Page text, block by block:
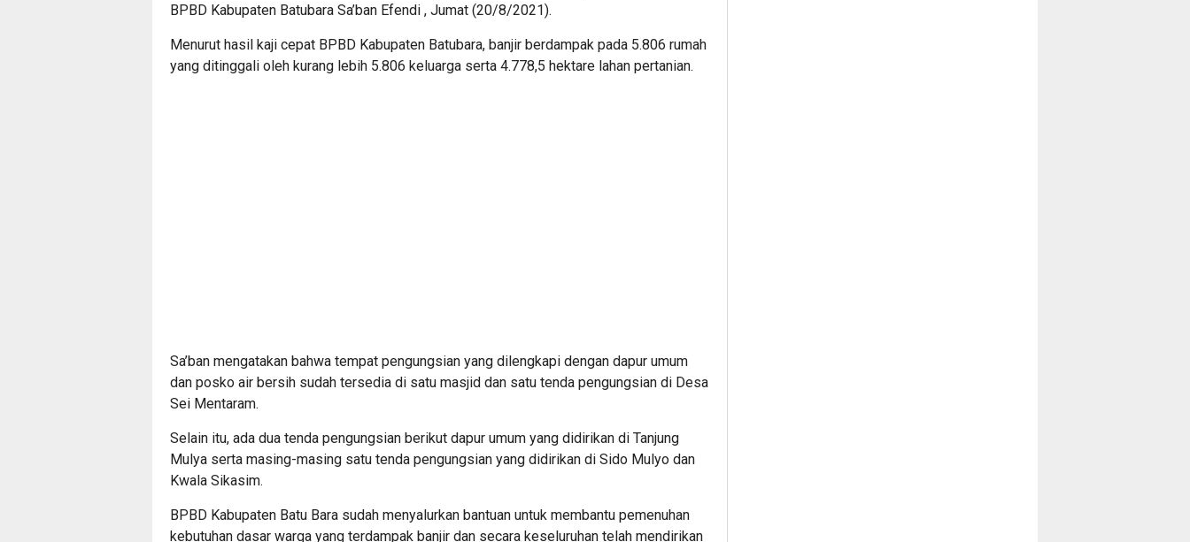
BPBD Kabupaten Batubara Sa’ban Efendi , Jumat (20/8/2021).
Menurut hasil kaji cepat BPBD Kabupaten Batubara, banjir berdampak pada 5.806 rumah
yang ditinggali oleh kurang lebih 5.806 keluarga serta 4.778,5 hektare lahan pertanian.
Sa’ban mengatakan bahwa tempat pengungsian yang dilengkapi dengan dapur umum
dan posko air bersih sudah tersedia di satu masjid dan satu tenda pengungsian di Desa
Sei Mentaram.
Selain itu, ada dua tenda pengungsian berikut dapur umum yang didirikan di Tanjung
Mulya serta masing-masing satu tenda pengungsian yang didirikan di Sido Mulyo dan
Kwala Sikasim.
BPBD Kabupaten Batu Bara sudah menyalurkan bantuan untuk membantu pemenuhan
kebutuhan dasar warga yang terdampak banjir dan secara keseluruhan telah mendirikan